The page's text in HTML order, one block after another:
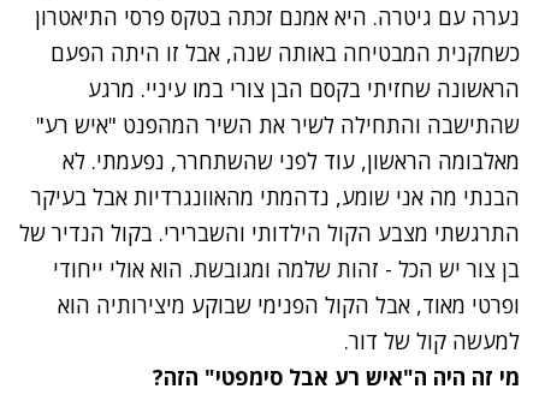
נערה עם גיטרה. היא אמנם זכתה בטקס פרסי התיאטרון
כשחקנית המבטיחה באותה שנה, אבל זו היתה הפעם
הראשונה שחזיתי בקסם הבן צורי במו עיניי. מרגע
שהתישבה והתחילה לשיר את השיר המהפנט "איש רע"
מאלבומה הראשון, עוד לפני שהשתחרר, נפעמתי. לא
הבנתי מה אני שומע, נדהמתי מהאוונגרדיות אבל בעיקר
התרגשתי מצבע הקול הילדותי והשברירי. בקול הנדיר של
בן צור יש הכל - זהות שלמה ומגובשת. הוא אולי ייחודי
ופרטי מאוד, אבל הקול הפנימי שבוקע מיצירותיה הוא
למעשה קול של דור.
מי זה היה ה"איש רע אבל סימפטי" הזה?